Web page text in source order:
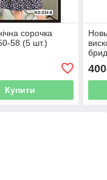
сорочка
58 (5 шт.)
Купити
400